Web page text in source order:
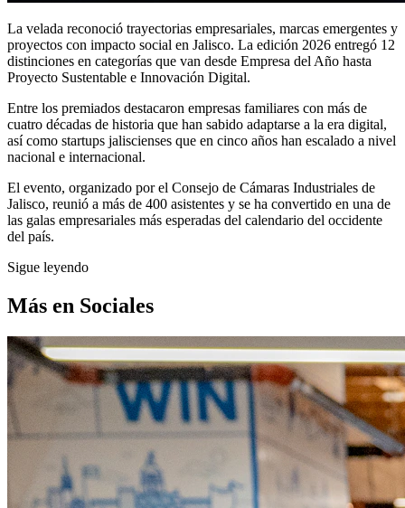
La velada reconoció trayectorias empresariales, marcas emergentes y
proyectos con impacto social en Jalisco. La edición 2026 entregó 12
distinciones en categorías que van desde Empresa del Año hasta
Proyecto Sustentable e Innovación Digital.
Entre los premiados destacaron empresas familiares con más de
cuatro décadas de historia que han sabido adaptarse a la era digital,
así como startups jaliscienses que en cinco años han escalado a nivel
nacional e internacional.
El evento, organizado por el Consejo de Cámaras Industriales de
Jalisco, reunió a más de 400 asistentes y se ha convertido en una de
las galas empresariales más esperadas del calendario del occidente
del país.
Sigue leyendo
Más en Sociales